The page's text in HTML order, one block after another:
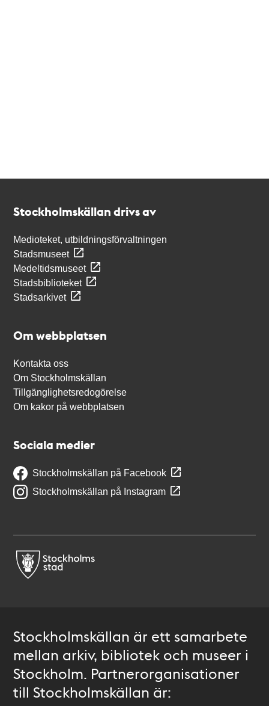
Stockholmskällan drivs av
Medioteket, utbildningsförvaltningen
Stadsmuseet
Medeltidsmuseet
Stadsbiblioteket
Stadsarkivet
Om webbplatsen
Kontakta oss
Om Stockholmskällan
Tillgänglighetsredogörelse
Om kakor på webbplatsen
Sociala medier
Stockholmskällan på Facebook
Stockholmskällan på Instagram
Stockholmskällan är ett samarbete
mellan arkiv, bibliotek och museer i
Stockholm. Partnerorganisationer
till Stockholmskällan är: